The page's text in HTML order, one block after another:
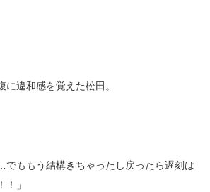
違和感を覚えた松田。
でももう結構きちゃったし戻ったら遅刻は
」